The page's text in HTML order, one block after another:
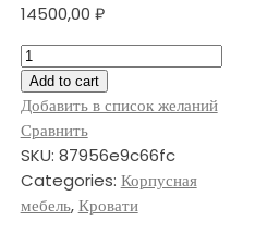
14500,00 ₽
ДерКр-047
quantity
Add to cart
Добавить в список желаний
Сравнить
SKU: 87956e9c66fc
Categories: Корпусная
мебель,Кровати